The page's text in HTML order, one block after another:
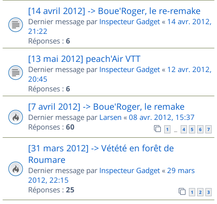
[14 avril 2012] -> Boue'Roger, le re-remake
Dernier message par Inspecteur Gadget « 14 avr. 2012,
21:22
Réponses : 6
[13 mai 2012] peach'Air VTT
Dernier message par Inspecteur Gadget « 12 avr. 2012,
20:45
Réponses : 6
[7 avril 2012] -> Boue'Roger, le remake
Dernier message par Larsen « 08 avr. 2012, 15:37
Réponses : 60 1 … 4 5 6 7
[31 mars 2012] -> Vétété en forêt de
Roumare
Dernier message par Inspecteur Gadget « 29 mars
2012, 22:15
Réponses : 25 1 2 3